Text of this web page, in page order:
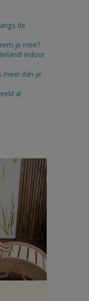
de
je mee?
Indoor
meer dan je
al